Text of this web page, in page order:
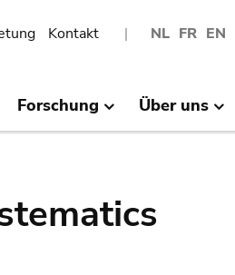
NL FR EN
Kontakt
Forschung Über uns